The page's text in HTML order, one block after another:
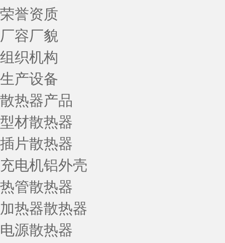
荣誉资质
厂容厂貌
组织机构
生产设备
散热器产品
型材散热器
插片散热器
充电机铝外壳
热管散热器
加热器散热器
电源散热器